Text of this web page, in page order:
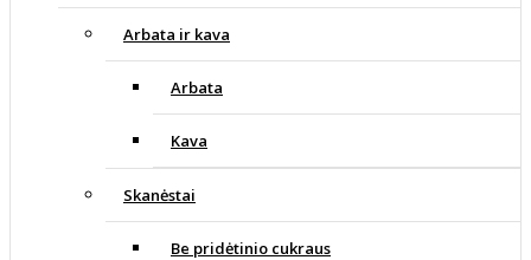
Arbata ir kava
Arbata
Kava
Skanėstai
Be pridėtinio cukraus